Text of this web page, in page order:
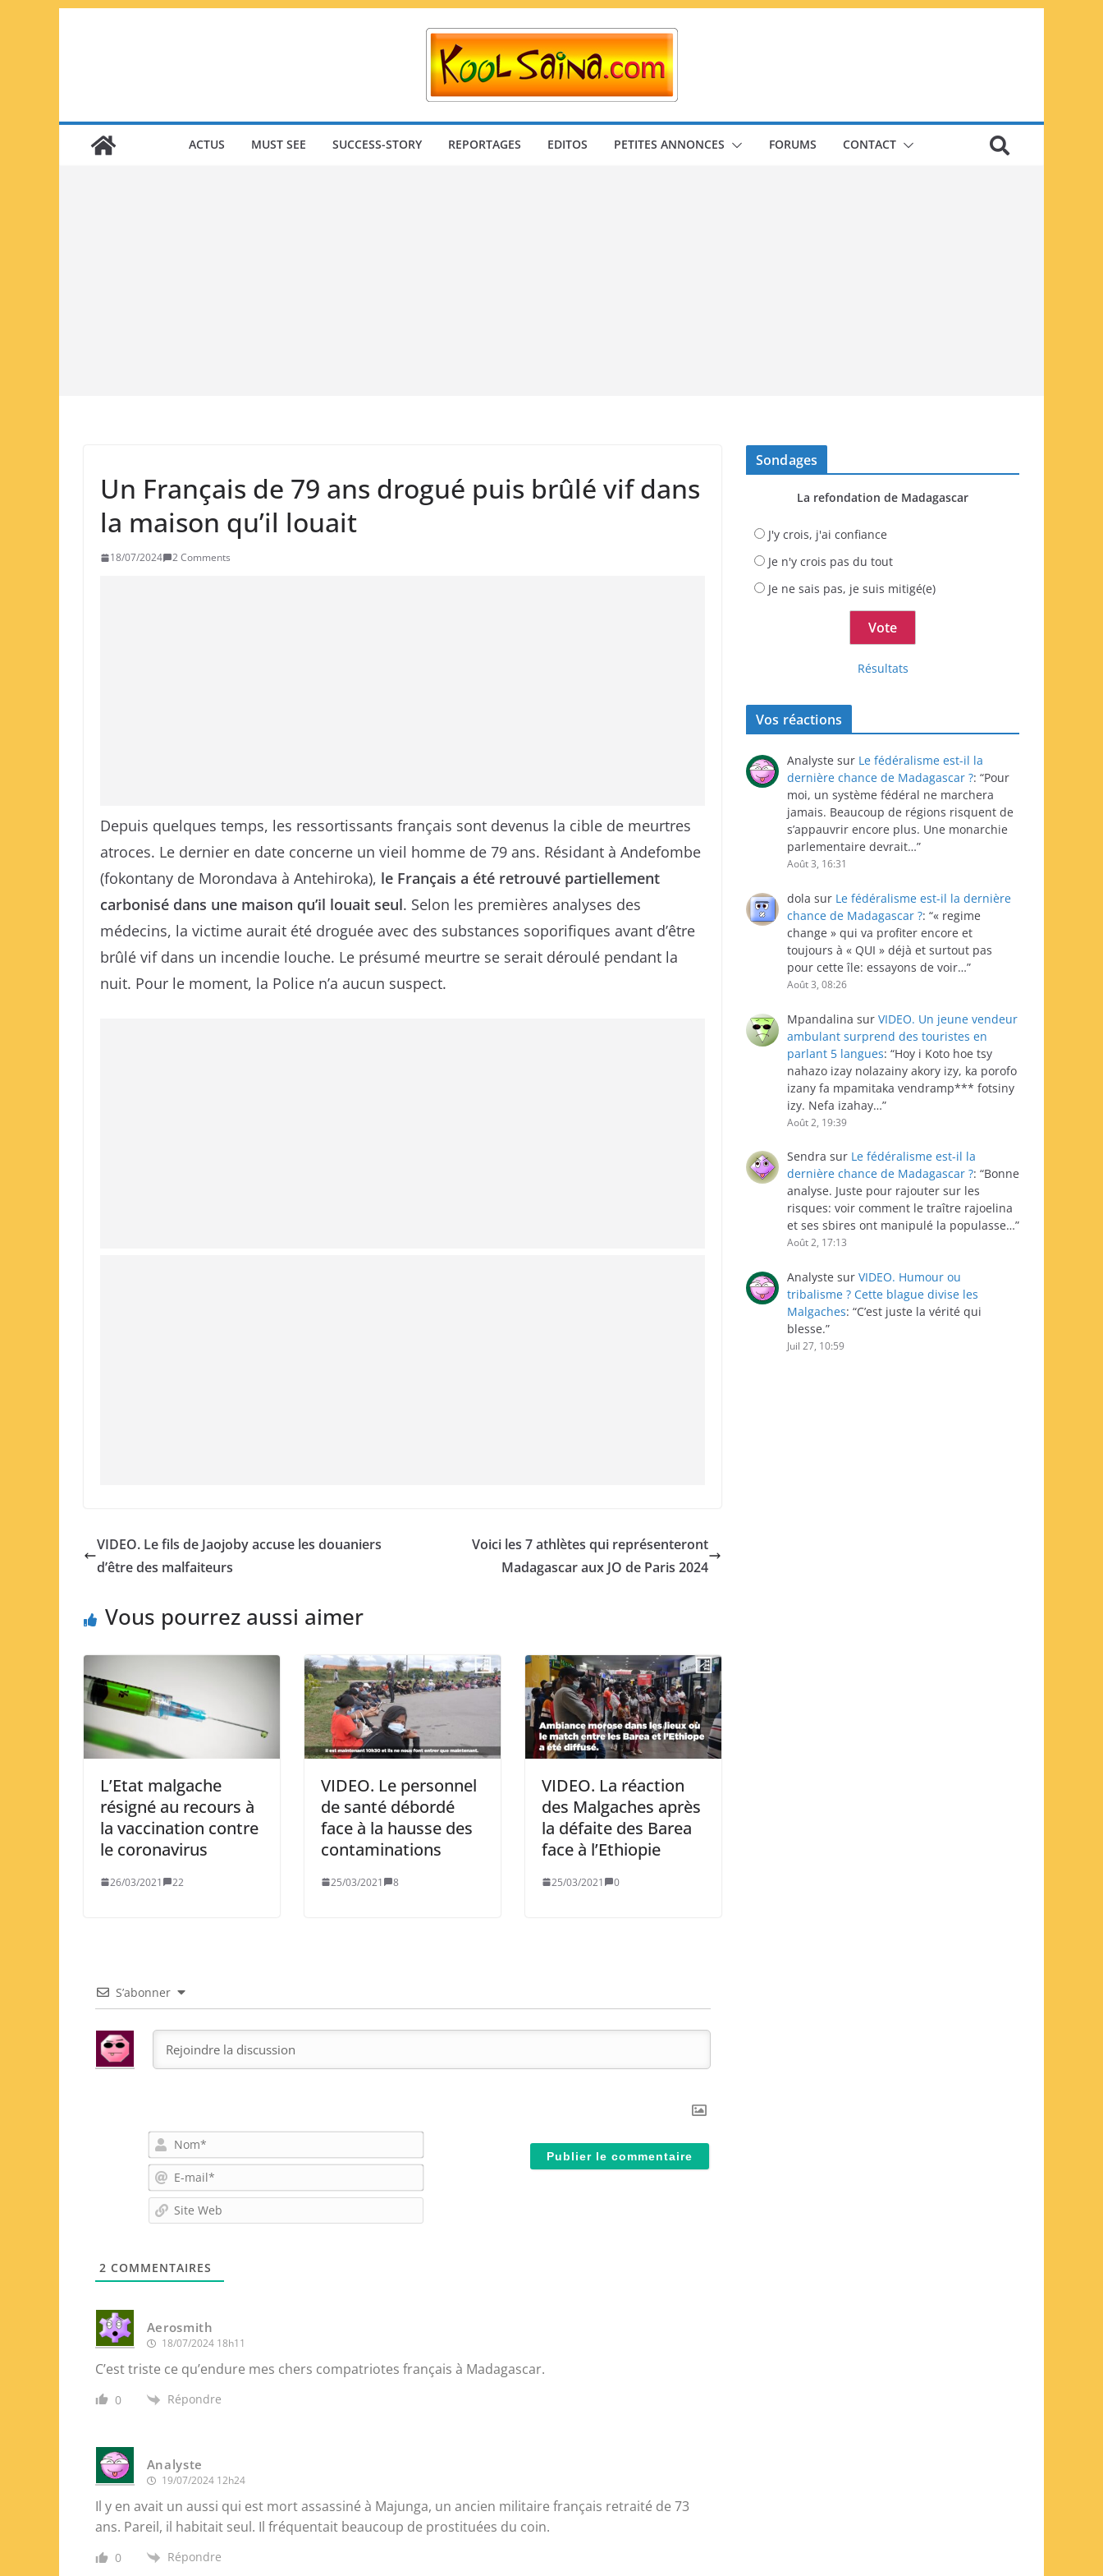
ACTUS MUST SEE SUCCESS-STORY REPORTAGES EDITOS PETITES ANNONCES FORUMS CONTACT
Un Français de 79 ans drogué puis brûlé vif dans
la maison qu’il louait
18/07/2024 2 Comments
Depuis quelques temps, les ressortissants français sont devenus la cible de meurtres
atroces. Le dernier en date concerne un vieil homme de 79 ans. Résidant à Andefombe
(fokontany de Morondava à Antehiroka), le Français a été retrouvé partiellement
carbonisé dans une maison qu’il louait seul. Selon les premières analyses des
médecins, la victime aurait été droguée avec des substances soporifiques avant d’être
brûlé vif dans un incendie louche. Le présumé meurtre se serait déroulé pendant la
nuit. Pour le moment, la Police n’a aucun suspect.
VIDEO. Le fils de Jaojoby accuse les douaniers
d’être des malfaiteurs
Voici les 7 athlètes qui représenteront
Madagascar aux JO de Paris 2024
Vous pourrez aussi aimer
L’Etat malgache
résigné au recours à
la vaccination contre
le coronavirus
26/03/2021 22
VIDEO. Le personnel
de santé débordé
face à la hausse des
contaminations
25/03/2021 8
VIDEO. La réaction
des Malgaches après
la défaite des Barea
face à l’Ethiopie
25/03/2021 0
S’abonner
N
o
*
E
-
ai
2 COMMENTAIRES
Aerosmith
18/07/2024 18h11
C’est triste ce qu’endure mes chers compatriotes français à Madagascar.
0 Répondre
Analyste
19/07/2024 12h24
Il y en avait un aussi qui est mort assassiné à Majunga, un ancien militaire français retraité de 73
ans. Pareil, il habitait seul. Il fréquentait beaucoup de prostituées du coin.
0 Répondre
Sondages
La refondation de Madagascar
J'y crois, j'ai confiance
Je n'y crois pas du tout
Je ne sais pas, je suis mitigé(e)
Résultats
Vos réactions
Analyste sur Le fédéralisme est-il la
dernière chance de Madagascar ?: “Pour
moi, un système fédéral ne marchera
jamais. Beaucoup de régions risquent de
s’appauvrir encore plus. Une monarchie
parlementaire devrait…”
Août 3, 16:31
dola sur Le fédéralisme est-il la dernière
chance de Madagascar ?: “« regime
change » qui va profiter encore et
toujours à « QUI » déjà et surtout pas
pour cette île: essayons de voir…”
Août 3, 08:26
Mpandalina sur VIDEO. Un jeune vendeur
ambulant surprend des touristes en
parlant 5 langues: “Hoy i Koto hoe tsy
nahazo izay nolazainy akory izy, ka porofo
izany fa mpamitaka vendramp*** fotsiny
izy. Nefa izahay…”
Août 2, 19:39
Sendra sur Le fédéralisme est-il la
dernière chance de Madagascar ?: “Bonne
analyse. Juste pour rajouter sur les
risques: voir comment le traître rajoelina
et ses sbires ont manipulé la populasse…”
Août 2, 17:13
Analyste sur VIDEO. Humour ou
tribalisme ? Cette blague divise les
Malgaches: “C’est juste la vérité qui
blesse.”
Juil 27, 10:59